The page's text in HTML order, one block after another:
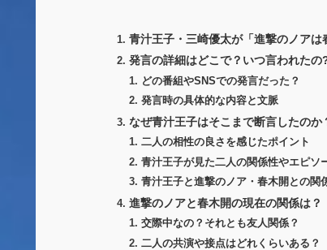
青汁王子・三崎優太が「進撃のノアは
発言の詳細はどこで？いつ言われたの
どの番組やSNSでの発言だった？
発言時の具体的な内容と文脈
なぜ青汁王子はそこまで断言したのか
二人の相性の良さを感じたポイント
青汁王子が見た二人の関係性やエピソ
青汁王子と進撃のノア・春木開との関
進撃のノアと春木開の現在の関係は？
交際中なの？それとも友人関係？
二人の共演や接点はどれくらいある？